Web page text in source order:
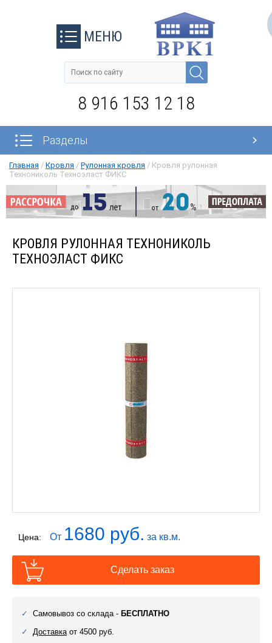
МЕНЮ
8 916 153 12 18
Разделы
Главная / Кровля / Рулонная кровля / Кровля рулонная
Технониколь Техноэласт ФИКС
КРОВЛЯ РУЛОННАЯ ТЕХНОНИКОЛЬ
ТЕХНОЭЛАСТ ФИКС
Цена: От 1680 руб. за кв.м.
Сделать заказ
Самовывоз со склада - БЕСПЛАТНО
Доставкаот 4500 руб.